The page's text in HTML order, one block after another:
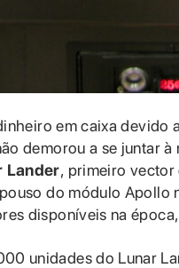
em caixa devido
demorou a se juntar
Lander, primeiro vector
do módulo Apollo
disponíveis na
unidades do Lunar